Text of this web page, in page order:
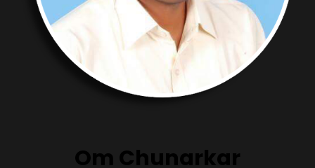
Om Chunarkar